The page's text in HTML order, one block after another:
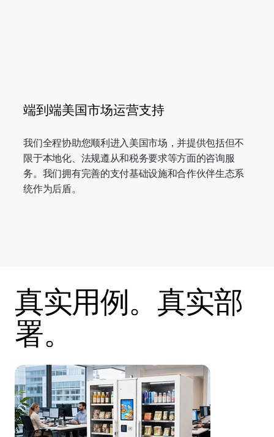
端到端美国市场运营支持
我们全程协助您顺利进入美国市场，并提供包括但不
限于本地化、法规遵从和税务要求等方面的咨询服
务。我们拥有完善的支付基础设施和合作伙伴生态系
统作为后盾。
真实用例。真实部
署。